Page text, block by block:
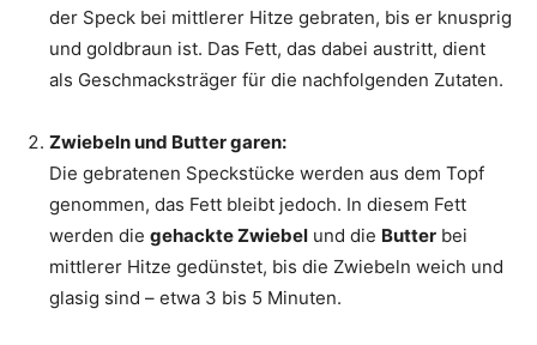
der Speck bei mittlerer Hitze gebraten, bis er knusprig
und goldbraun ist. Das Fett, das dabei austritt, dient
als Geschmacksträger für die nachfolgenden Zutaten.
Zwiebeln und Butter garen:
Die gebratenen Speckstücke werden aus dem Topf
genommen, das Fett bleibt jedoch. In diesem Fett
werden die gehackte Zwiebel und die Butter bei
mittlerer Hitze gedünstet, bis die Zwiebeln weich und
glasig sind – etwa 3 bis 5 Minuten.